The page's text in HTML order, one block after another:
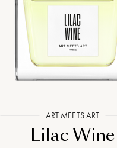
ART MEETS ART
Lilac Wine